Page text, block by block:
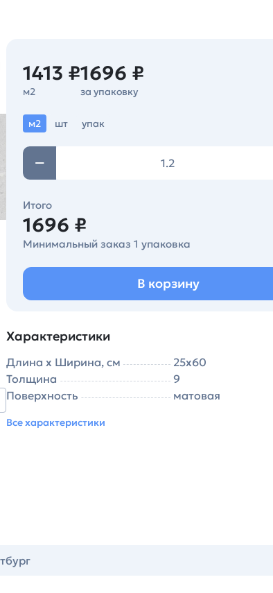
1413 ₽
м2
1696 ₽
за упаковку
м2 шт упак
Итого
1696 ₽
Минимальный заказ 1 упаковка
В корзину
Характеристики
Длина х Ширина, см
25х60
Толщина
9
Поверхность
матовая
Все характеристики